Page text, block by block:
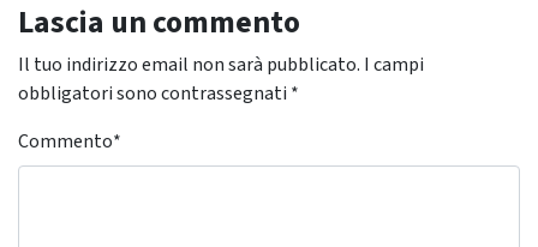
Lascia un commento
Il tuo indirizzo email non sarà pubblicato. I campi
obbligatori sono contrassegnati *
Commento*